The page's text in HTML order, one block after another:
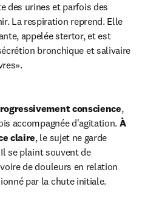
des urines et parfois des
La respiration reprend. Elle
appelée stertor, et est
bronchique et salivaire
conscience,
accompagnée d'agitation. À
claire, le sujet ne garde
se plaint souvent de
de douleurs en relation
par la chute initiale.